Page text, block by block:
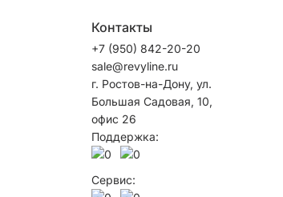
Контакты
+7 (950) 842-20-20
sale@revyline.ru
г. Ростов-на-Дону, ул.
Большая Садовая, 10,
офис 26
Поддержка:
Сервис: